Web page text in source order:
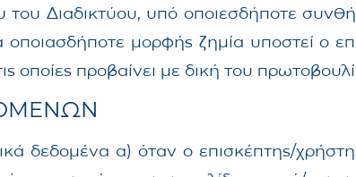
Διαδικτύου, υπό οποιεσδήποτε
μορφής ζημία υποστεί ο
οποίες προβαίνει με δική του
δεδομένα α) όταν ο επισκέπτης/